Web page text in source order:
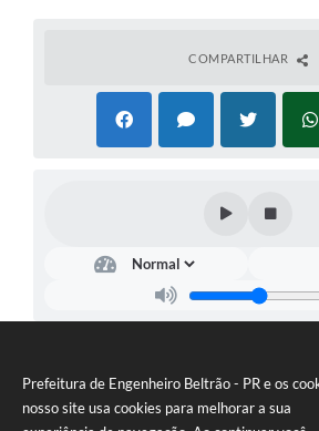
Prefeitura de Engenheiro Beltrão - PR e os
nosso site usa cookies para melhorar a sua
COMPARTILHAR